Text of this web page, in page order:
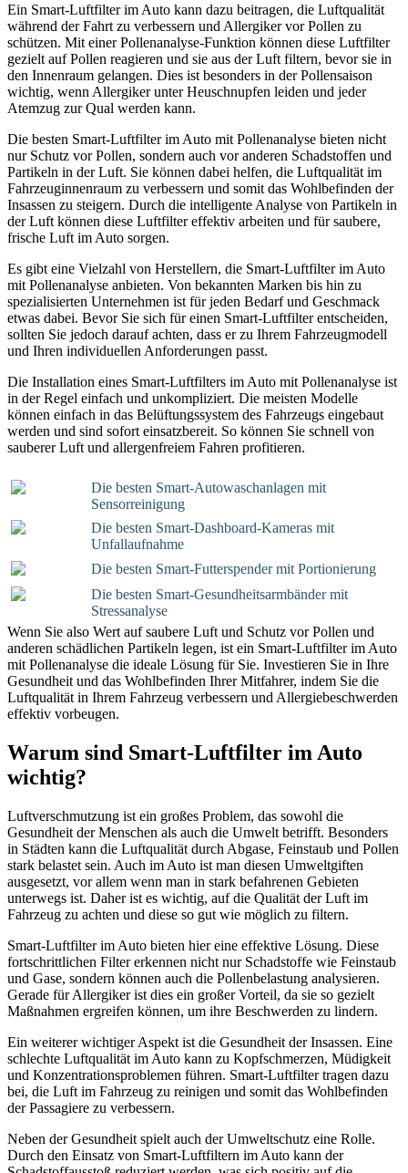
Ein Smart-Luftfilter im Auto kann dazu beitragen, die Luftqualität
während der Fahrt zu verbessern und Allergiker vor Pollen zu
schützen. Mit einer Pollenanalyse-Funktion können diese Luftfilter
gezielt auf Pollen reagieren und sie aus der Luft filtern, bevor sie in
den Innenraum gelangen. Dies ist besonders in der Pollensaison
wichtig, wenn Allergiker unter Heuschnupfen leiden und jeder
Atemzug zur Qual werden kann.
Die besten Smart-Luftfilter im Auto mit Pollenanalyse bieten nicht
nur Schutz vor Pollen, sondern auch vor anderen Schadstoffen und
Partikeln in der Luft. Sie können dabei helfen, die Luftqualität im
Fahrzeuginnenraum zu verbessern und somit das Wohlbefinden der
Insassen zu steigern. Durch die intelligente Analyse von Partikeln in
der Luft können diese Luftfilter effektiv arbeiten und für saubere,
frische Luft im Auto sorgen.
Es gibt eine Vielzahl von Herstellern, die Smart-Luftfilter im Auto
mit Pollenanalyse anbieten. Von bekannten Marken bis hin zu
spezialisierten Unternehmen ist für jeden Bedarf und Geschmack
etwas dabei. Bevor Sie sich für einen Smart-Luftfilter entscheiden,
sollten Sie jedoch darauf achten, dass er zu Ihrem Fahrzeugmodell
und Ihren individuellen Anforderungen passt.
Die Installation eines Smart-Luftfilters im Auto mit Pollenanalyse ist
in der Regel einfach und unkompliziert. Die meisten Modelle
können einfach in das Belüftungssystem des Fahrzeugs eingebaut
werden und sind sofort einsatzbereit. So können Sie schnell von
sauberer Luft und allergenfreiem Fahren profitieren.
Die besten Smart-Autowaschanlagen mit
Sensorreinigung
Die besten Smart-Dashboard-Kameras mit
Unfallaufnahme
Die besten Smart-Futterspender mit Portionierung
Die besten Smart-Gesundheitsarmbänder mit
Stressanalyse
Wenn Sie also Wert auf saubere Luft und Schutz vor Pollen und
anderen schädlichen Partikeln legen, ist ein Smart-Luftfilter im Auto
mit Pollenanalyse die ideale Lösung für Sie. Investieren Sie in Ihre
Gesundheit und das Wohlbefinden Ihrer Mitfahrer, indem Sie die
Luftqualität in Ihrem Fahrzeug verbessern und Allergiebeschwerden
effektiv vorbeugen.
Warum sind Smart-Luftfilter im Auto
wichtig?
Luftverschmutzung ist ein großes Problem, das sowohl die
Gesundheit der Menschen als auch die Umwelt betrifft. Besonders
in Städten kann die Luftqualität durch Abgase, Feinstaub und Pollen
stark belastet sein. Auch im Auto ist man diesen Umweltgiften
ausgesetzt, vor allem wenn man in stark befahrenen Gebieten
unterwegs ist. Daher ist es wichtig, auf die Qualität der Luft im
Fahrzeug zu achten und diese so gut wie möglich zu filtern.
Smart-Luftfilter im Auto bieten hier eine effektive Lösung. Diese
fortschrittlichen Filter erkennen nicht nur Schadstoffe wie Feinstaub
und Gase, sondern können auch die Pollenbelastung analysieren.
Gerade für Allergiker ist dies ein großer Vorteil, da sie so gezielt
Maßnahmen ergreifen können, um ihre Beschwerden zu lindern.
Ein weiterer wichtiger Aspekt ist die Gesundheit der Insassen. Eine
schlechte Luftqualität im Auto kann zu Kopfschmerzen, Müdigkeit
und Konzentrationsproblemen führen. Smart-Luftfilter tragen dazu
bei, die Luft im Fahrzeug zu reinigen und somit das Wohlbefinden
der Passagiere zu verbessern.
Neben der Gesundheit spielt auch der Umweltschutz eine Rolle.
Durch den Einsatz von Smart-Luftfiltern im Auto kann der